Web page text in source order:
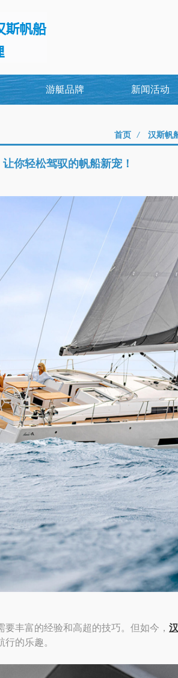
游艇品牌 新闻活动
首页 / 汉斯帆
你轻松驾驭的帆船新宠！
丰富的经验和高超的技巧。但如今，
的乐趣。